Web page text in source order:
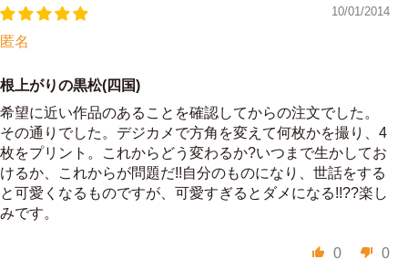
10/01/2014
匿名
根上がりの黒松(四国)
希望に近い作品のあることを確認してからの注文でした。
その通りでした。デジカメで方角を変えて何枚かを撮り、4
枚をプリント。これからどう変わるか?いつまで生かしてお
けるか、これからが問題だ!!自分のものになり、世話をする
と可愛くなるものですが、可愛すぎるとダメになる!!??楽し
みです。
0 0